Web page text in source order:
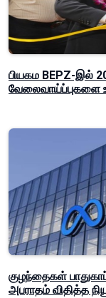
பியகம BEPZ-இல்
வேலைவாய்ப்புகளை
குழந்தைகள்
அபராதம் விதித்த